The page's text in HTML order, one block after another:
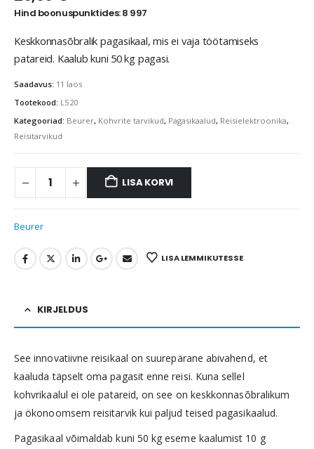
Hind boonuspunktides: 8 997
Keskkonnasõbralik pagasikaal, mis ei vaja töötamiseks
patareid. Kaalub kuni 50 kg pagasi.
Saadavus: 11 laos
Tootekood: LS20
Kategooriad: Beurer, Kohvrite tarvikud, Pagasikaalud, Reisielektroonika,
Reisitarvikud
LISA KORVI
Beurer
LISA LEMMIKUTESSE
KIRJELDUS
See innovatiivne reisikaal on suurepärane abivahend, et
kaaluda täpselt oma pagasit enne reisi. Kuna sellel
kohvrikaalul ei ole patareid, on see on keskkonnasõbralikum
ja ökonoomsem reisitarvik kui paljud teised pagasikaalud.
Pagasikaal võimaldab kuni 50 kg eseme kaalumist 10 g